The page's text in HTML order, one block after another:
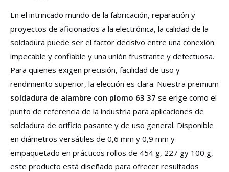
En el intrincado mundo de la fabricación, reparación y
proyectos de aficionados a la electrónica, la calidad de la
soldadura puede ser el factor decisivo entre una conexión
impecable y confiable y una unión frustrante y defectuosa.
Para quienes exigen precisión, facilidad de uso y
rendimiento superior, la elección es clara. Nuestra premium
soldadura de alambre con plomo 63 37 se erige como el
punto de referencia de la industria para aplicaciones de
soldadura de orificio pasante y de uso general. Disponible
en diámetros versátiles de 0,6 mm y 0,9 mm y
empaquetado en prácticos rollos de 454 g, 227 gy 100 g,
este producto está diseñado para ofrecer resultados